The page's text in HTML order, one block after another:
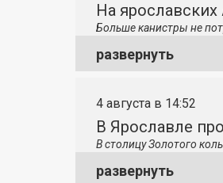
На
Больше канистры не
развернуть
4 августа в 14:52
В Ярославле
В столицуЗолотого
развернуть